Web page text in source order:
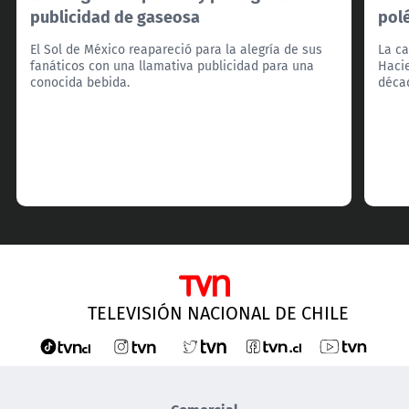
publicidad de gaseosa
El Sol de México reapareció para la alegría de sus
fanáticos con una llamativa publicidad para una
conocida bebida.
La
TELEVISIÓN NACIONAL DE CHILE